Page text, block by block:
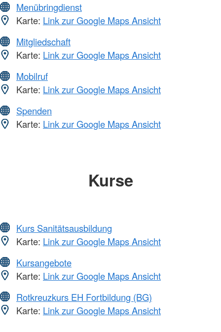
Menübringdienst
Karte: Link zur Google Maps Ansicht
Mitgliedschaft
Karte: Link zur Google Maps Ansicht
Mobilruf
Karte: Link zur Google Maps Ansicht
Spenden
Karte: Link zur Google Maps Ansicht
Kurse
Kurs Sanitätsausbildung
Karte: Link zur Google Maps Ansicht
Kursangebote
Karte: Link zur Google Maps Ansicht
Rotkreuzkurs EH Fortbildung (BG)
Karte: Link zur Google Maps Ansicht